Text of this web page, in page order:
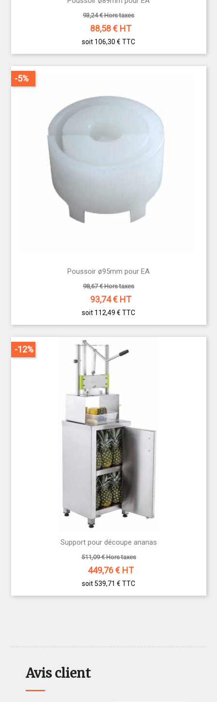
93,24 € Hors taxes
88,58€ HT
soit 106,30 € TTC
Poussoir ø95mm pour EA
98,67 € Hors taxes
93,74€ HT
soit 112,49 € TTC
-5%
Support pour découpe ananas
511,09 € Hors taxes
449,76€ HT
soit 539,71 € TTC
-12%
Avis client